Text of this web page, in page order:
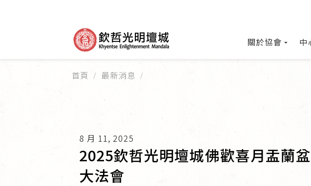
關於協會 中
首頁 最新消息
8 月 11, 2025
2025欽哲光明壇城佛歡喜月盂蘭
大法會